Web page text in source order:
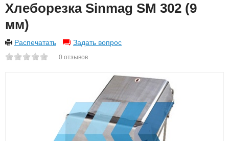
Хлеборезка Sinmag SM 302 (9
мм)
Распечатать Задать вопрос
0 отзывов